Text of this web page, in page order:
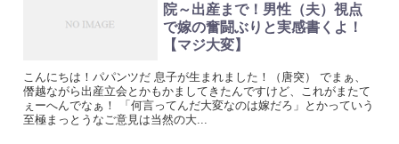
院～出産まで！男性（夫）視点
で嫁の奮闘ぶりと実感書くよ！
【マジ大変】
こんにちは！パパンツだ 息子が生まれました！（唐突） でまぁ、
僭越ながら出産立会とかもかましてきたんですけど、これがまたて
ぇーへんでなぁ！ 「何言ってんだ大変なのは嫁だろ」とかっていう
至極まっとうなご意見は当然の大...